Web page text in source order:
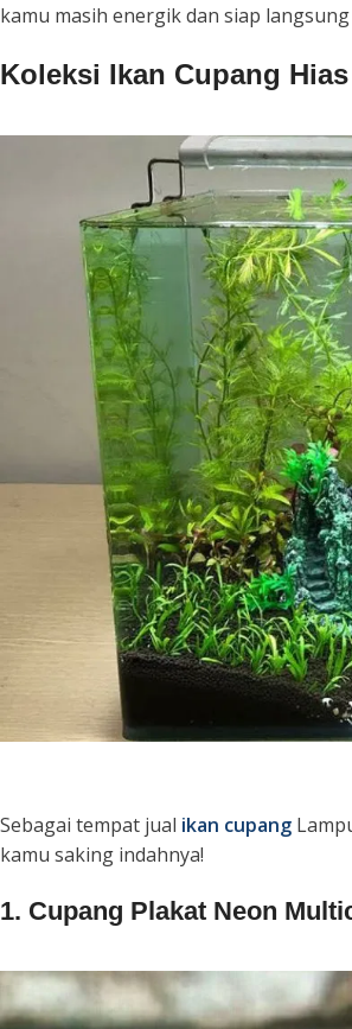
kamu masih energik dan siap
Koleksi Ikan Cupang
Sebagai tempat jual ikan cupang
kamu saking indahnya!
1. Cupang Plakat Neon